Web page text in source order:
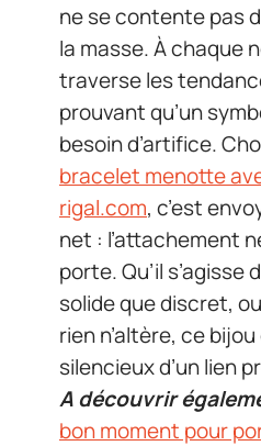
ne se contente pas
la masse. À chaque
traverse les
prouvant qu’un
besoin d’artifice.
bracelet menotte
rigal.com, c’est
net : l’attachement
porte. Qu’il s’agisse
solide que discret,
rien n’altère, ce
silencieux d’un lien
A découvrir
bon moment pour